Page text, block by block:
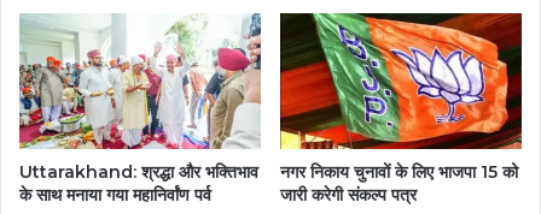
Uttarakhand: श्रद्धा और भक्तिभाव
के साथ मनाया गया महानिर्वांण पर्व
नगर निकाय चुनावों के लिए भाजपा 15 को
जारी करेगी संकल्प पत्र